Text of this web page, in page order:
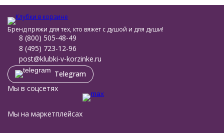
Бренд пряжи для тех, кто вяжет с душой и для души!
8 (800) 505-48-49
8 (495) 723-12-96
post@klubki-v-korzinke.ru
Telegram
Мы в соцсетях
Мы на маркетплейсах